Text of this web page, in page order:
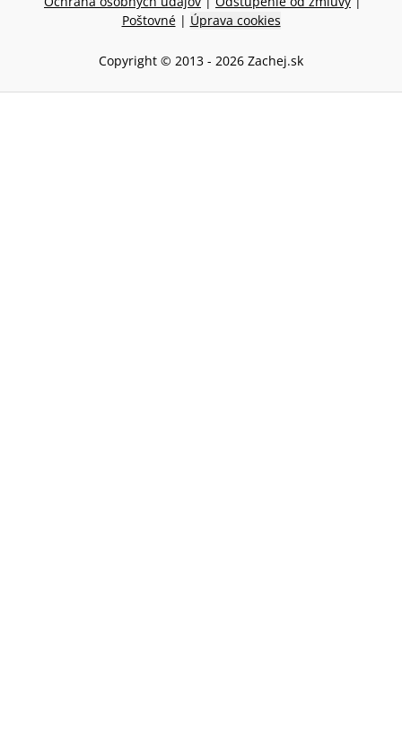
Poštovné | Úprava cookies
Copyright © 2013 - 2026 Zachej.sk